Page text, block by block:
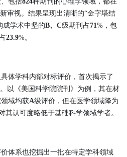
审视。结果呈现出清晰的“金字塔结
成学术中坚的B、C级期刊占71%，包
23.9%。
学科内部对标评价，首次揭示了
以《美国科学院院刊》为例，其在材
域均获A级评价，但在医学领域降为
其认可度略低于基础科学领域学者。
系也挖掘出一批在特定学科领域